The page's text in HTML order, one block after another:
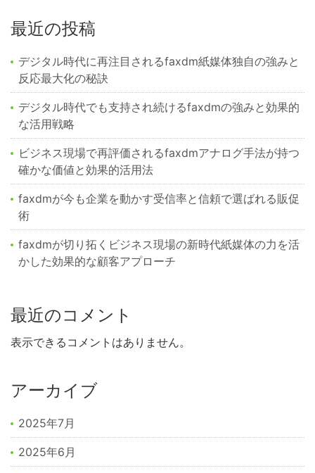
最近の投稿
デジタル時代に再注目されるfaxdm紙媒体独自の強みと
反応最大化の秘訣
デジタル時代でも支持され続けるfaxdmの強みと効果的
な活用戦略
ビジネス現場で再評価されるfaxdmアナログ手法が持つ
確かな価値と効果的活用法
faxdmが今も企業を動かす受信率と信頼で選ばれる販促
術
faxdmが切り拓くビジネス現場の新時代紙媒体の力を活
かした効果的な顧客アプローチ
最近のコメント
表示できるコメントはありません。
アーカイブ
2025年7月
2025年6月